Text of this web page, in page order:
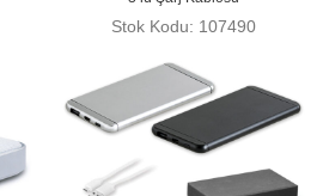
Stok Kodu: 107490